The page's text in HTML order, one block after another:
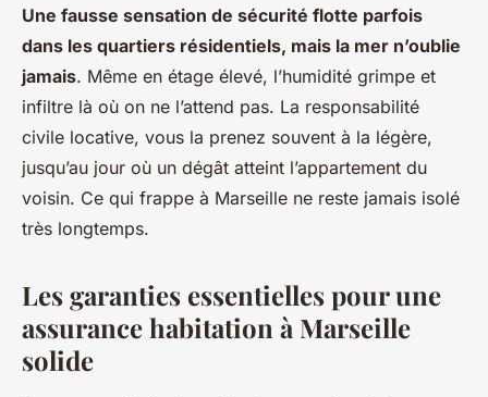
Une fausse sensation de sécurité flotte parfois
dans les quartiers résidentiels, mais la mer n’oublie
jamais. Même en étage élevé, l’humidité grimpe et
infiltre là où on ne l’attend pas. La responsabilité
civile locative, vous la prenez souvent à la légère,
jusqu’au jour où un dégât atteint l’appartement du
voisin. Ce qui frappe à Marseille ne reste jamais isolé
très longtemps.
Les garanties essentielles pour une
assurance habitation à Marseille
solide